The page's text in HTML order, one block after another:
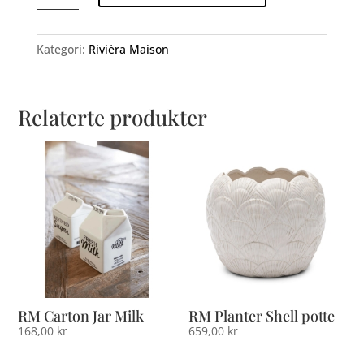
Mini
antall
Kategori: Rivièra Maison
Relaterte produkter
RM Carton Jar Milk
168,00 kr
RM Planter Shell potte
659,00 kr